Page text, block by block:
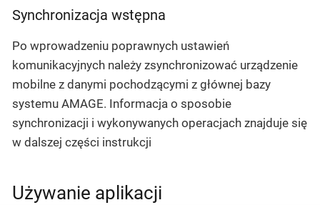
Synchronizacja wstępna
Po wprowadzeniu poprawnych ustawień
komunikacyjnych należy zsynchronizować urządzenie
mobilne z danymi pochodzącymi z głównej bazy
systemu AMAGE. Informacja o sposobie
synchronizacji i wykonywanych operacjach znajduje się
w dalszej części instrukcji
Używanie aplikacji